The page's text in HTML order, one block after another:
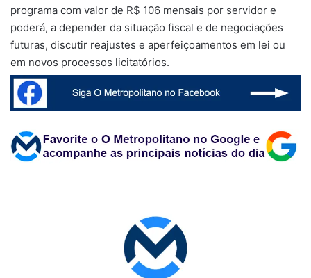
programa com valor de R$ 106 mensais por servidor e
poderá, a depender da situação fiscal e de negociações
futuras, discutir reajustes e aperfeiçoamentos em lei ou
em novos processos licitatórios.